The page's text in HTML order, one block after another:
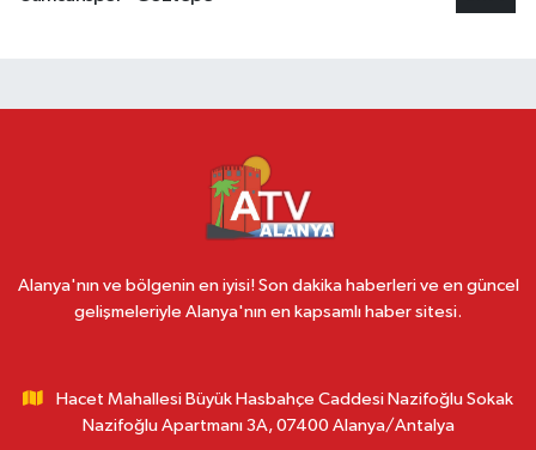
Alanya'nın ve bölgenin en iyisi! Son dakika haberleri ve en güncel
gelişmeleriyle Alanya'nın en kapsamlı haber sitesi.
Hacet Mahallesi Büyük Hasbahçe Caddesi Nazifoğlu Sokak
Nazifoğlu Apartmanı 3A, 07400 Alanya/Antalya